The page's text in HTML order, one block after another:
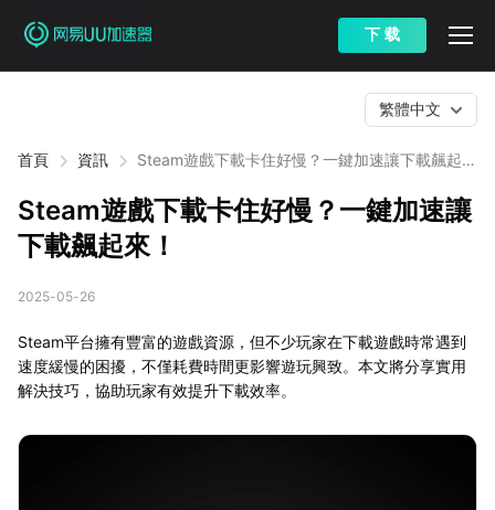
下 载
首頁 資訊
Steam遊戲下載卡住好慢？一鍵加速讓下載飆起
繁體中文
Steam遊戲下載卡住好慢？一鍵加速讓
下載飆起來！
2025-05-26
Steam平台擁有豐富的遊戲資源，但不少玩家在下載遊戲時常遇到
速度緩慢的困擾，不僅耗費時間更影響遊玩興致。本文將分享實用
解決技巧，協助玩家有效提升下載效率。